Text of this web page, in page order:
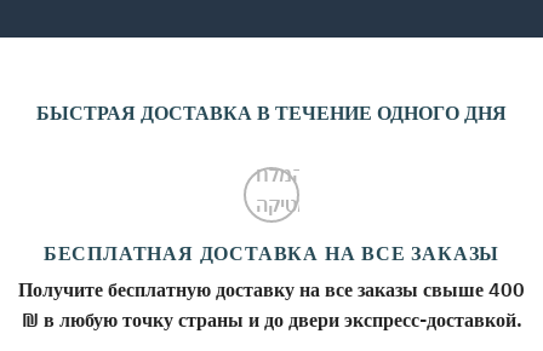
БЫСТРАЯ ДОСТАВКА В ТЕЧЕНИЕ ОДНОГО ДНЯ
БЕСПЛАТНАЯ ДОСТАВКА НА ВСЕ ЗАКАЗЫ
Получите бесплатную доставку на все заказы свыше 400
₪ в любую точку страны и до двери экспресс-доставкой.